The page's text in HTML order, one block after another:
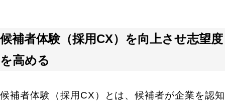
候補者体験（採用CX）を向上させ志望度
を高める
候補者体験（採用CX）とは、候補者が企業を認知